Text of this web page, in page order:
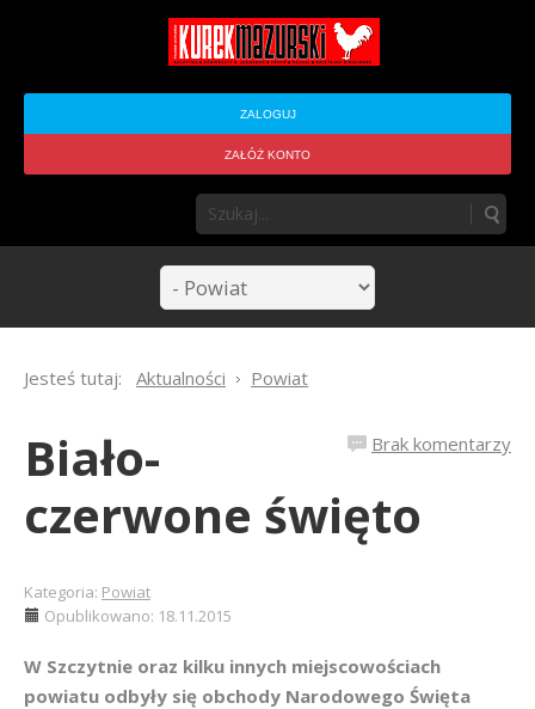
ZALOGUJ
ZAŁÓŻ KONTO
Jesteś tutaj: Aktualności Powiat
Brak komentarzy
Biało-
czerwone święto
Kategoria: Powiat
Opublikowano: 18.11.2015
W Szczytnie oraz kilku innych miejscowościach
powiatu odbyły się obchody Narodowego Święta